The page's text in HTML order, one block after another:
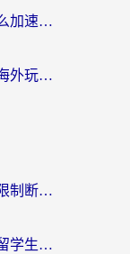
境外玩反恐精英：全球攻势用什么加速器？2026海外玩家亲测实用指南
少女前线在国外怎么加速游戏？海外玩家必看的国服游戏畅玩指南
在国外怎么用网易云？别让地域限制断了你的中文歌单——附听书社交定位解决方案
酷狗海外限制解决办法有哪些？留学生亲测有效的回国加速指南